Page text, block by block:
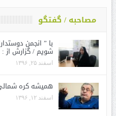
مصاحبه / گفتگو
با ” انجمن
شویم / گزارش
اسفند ۲۵, ۱۳۹۶
همیشه کره
اسفند ۱۲, ۱۳۹۶